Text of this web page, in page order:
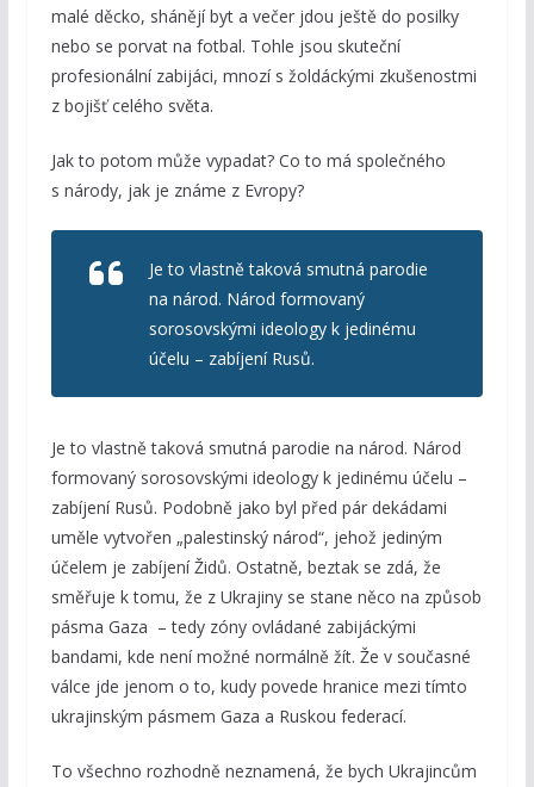
malé děcko, shánějí byt a večer jdou ještě do posilky
nebo se porvat na fotbal. Tohle jsou skuteční
profesionální zabijáci, mnozí s žoldáckými zkušenostmi
z bojišť celého světa.
Jak to potom může vypadat? Co to má společného
s národy, jak je známe z Evropy?
Je to vlastně taková smutná parodie
na národ. Národ formovaný
sorosovskými ideology k jedinému
účelu – zabíjení Rusů.
Je to vlastně taková smutná parodie na národ. Národ
formovaný sorosovskými ideology k jedinému účelu –
zabíjení Rusů. Podobně jako byl před pár dekádami
uměle vytvořen „palestinský národ“, jehož jediným
účelem je zabíjení Židů. Ostatně, beztak se zdá, že
směřuje k tomu, že z Ukrajiny se stane něco na způsob
pásma Gaza – tedy zóny ovládané zabijáckými
bandami, kde není možné normálně žít. Že v současné
válce jde jenom o to, kudy povede hranice mezi tímto
ukrajinským pásmem Gaza a Ruskou federací.
To všechno rozhodně neznamená, že bych Ukrajincům